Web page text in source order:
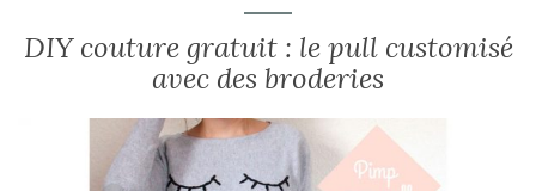
DIY couture gratuit : le pull customisé
avec des broderies